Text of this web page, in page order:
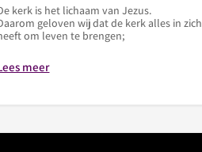
kerk is het lichaam van Jezus.
geloven wij dat de kerk alles in zich
om leven te brengen;
meer